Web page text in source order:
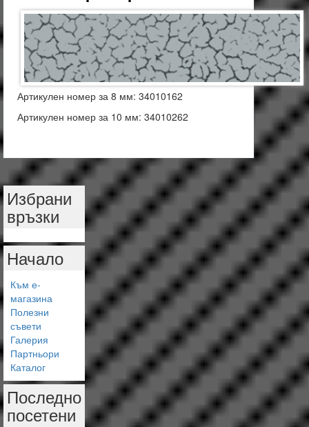
Артикулен номер за 8 мм: 34010162
Артикулен номер за 10 мм: 34010262
Избрани
връзки
Начало
Към е-
магазина
Полезни
съвети
Галерия
Партньори
Каталог
Последно
посетени